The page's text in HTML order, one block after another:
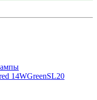
14WGreenSL20